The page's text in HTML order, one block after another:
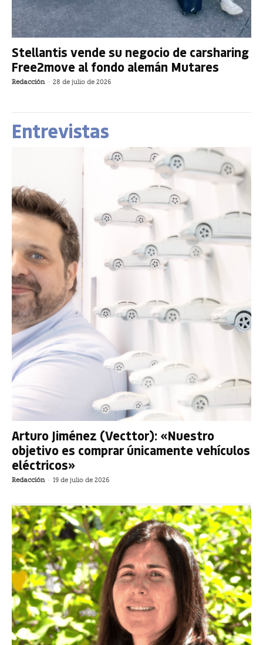
Stellantis vende su negocio de carsharing
Free2move al fondo alemán Mutares
Redacción - 28 de julio de 2026
Entrevistas
Arturo Jiménez (Vecttor): «Nuestro
objetivo es comprar únicamente vehículos
eléctricos»
Redacción - 19 de julio de 2026